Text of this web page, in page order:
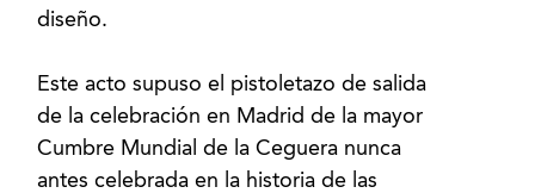
diseño.
Este acto supuso el pistoletazo de salida
de la celebración en Madrid de la mayor
Cumbre Mundial de la Ceguera nunca
antes celebrada en la historia de las